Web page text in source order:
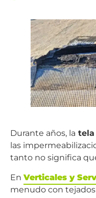
Durante años, la tela
las
tanto no significa
En Verticales y
menudo con